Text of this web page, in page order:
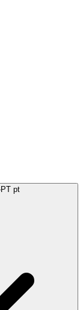
pt